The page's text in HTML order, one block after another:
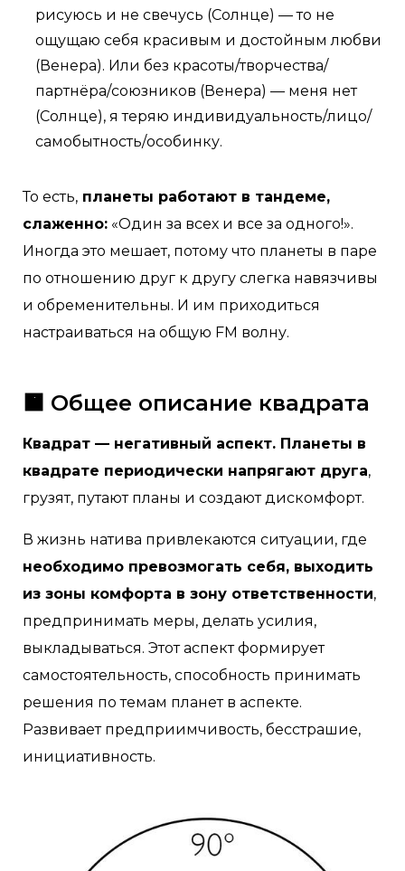
рисуюсь и не свечусь (Солнце) — то не
ощущаю себя красивым и достойным любви
(Венера). Или без красоты/творчества/
партнёра/союзников (Венера) — меня нет
(Солнце), я теряю индивидуальность/лицо/
самобытность/особинку.
То есть, планеты работают в тандеме,
слаженно: «Один за всех и все за одного!».
Иногда это мешает, потому что планеты в паре
по отношению друг к другу слегка навязчивы
и обременительны. И им приходиться
настраиваться на общую FM волну.
🟧 Общее описание квадрата
Квадрат — негативный аспект. Планеты в
квадрате периодически напрягают друга,
грузят, путают планы и создают дискомфорт.
В жизнь натива привлекаются ситуации, где
необходимо превозмогать себя, выходить
из зоны комфорта в зону ответственности,
предпринимать меры, делать усилия,
выкладываться. Этот аспект формирует
самостоятельность, способность принимать
решения по темам планет в аспекте.
Развивает предприимчивость, бесстрашие,
инициативность.